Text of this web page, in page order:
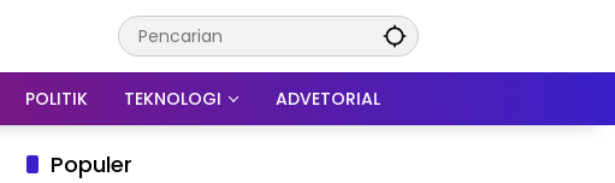
POLITIK TEKNOLOGI ADVETORIAL
Populer